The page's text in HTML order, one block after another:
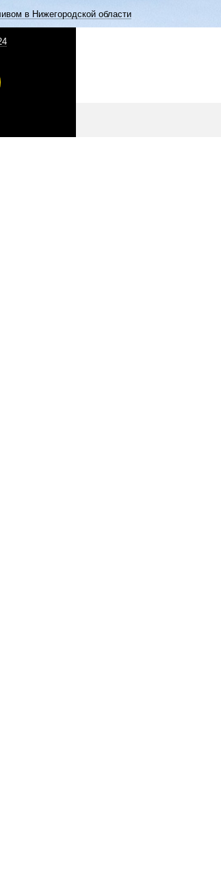
в Нижегородской области